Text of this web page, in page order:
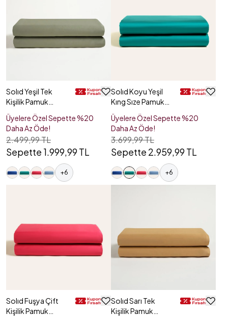
Solıd Yeşil Tek
Kişilik Pamuk
Saten Düz Çarşaf
Üyelere Özel Sepette %20
Daha Az Öde!
2.499,99 TL
Sepette 1.999,99 TL
+6
Solıd Koyu Yeşil
Kıng Sıze Pamuk
Saten Düz Çarşaf
Üyelere Özel Sepette %20
Daha Az Öde!
3.699,99 TL
Sepette 2.959,99 TL
+6
Solıd Fuşya Çift
Kişilik Pamuk
Solıd Sarı Tek
Kişilik Pamuk